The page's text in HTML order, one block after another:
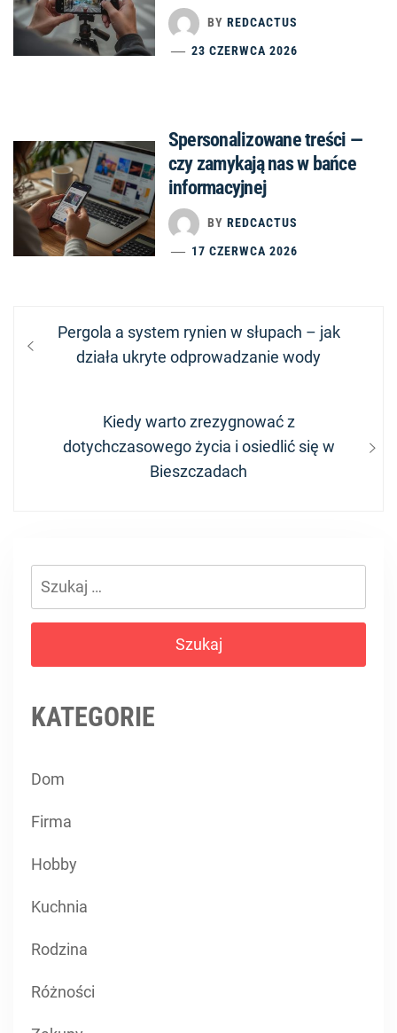
BY REDCACTUS
23 CZERWCA 2026
Spersonalizowane treści —
czy zamykają nas w bańce
informacyjnej
BY REDCACTUS
17 CZERWCA 2026
Nawigacja
wpisu
Previous
post:
Pergola a system rynien w słupach – jak
działa ukryte odprowadzanie wody
Next
post:
Kiedy warto zrezygnować z
dotychczasowego życia i osiedlić się w
Bieszczadach
Szukaj:
KATEGORIE
Dom
Firma
Hobby
Kuchnia
Rodzina
Różności